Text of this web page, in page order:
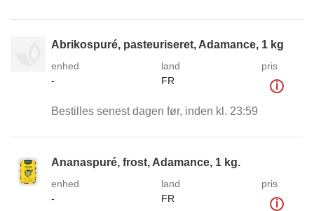
Abrikospuré, pasteuriseret, Adamance, 1 kg
enhed
-
land
FR
pris
i
Bestilles senest dagen før, inden kl. 23:59
Ananaspuré, frost, Adamance, 1 kg.
enhed
-
land
FR
pris
i